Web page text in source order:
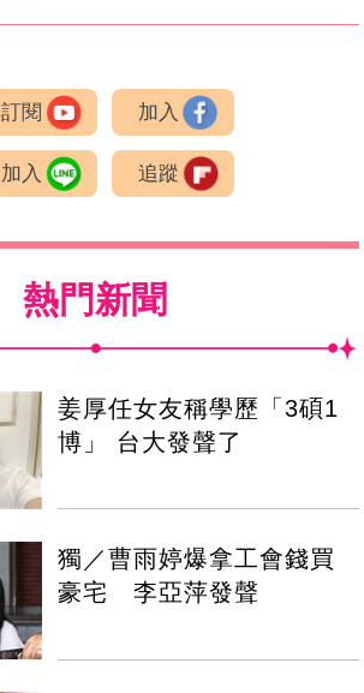
訂閱 加入
加入 追蹤
熱門新聞
姜厚任女友稱學歷「3碩1
博」 台大發聲了
獨／曹雨婷爆拿工會錢買
豪宅 李亞萍發聲